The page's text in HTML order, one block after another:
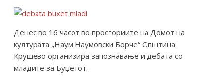
Денес во 16 часот во просториите на Домот на
културата „Наум Наумовски Борче“ Општина
Крушево организира запознавање и дебата со
младите за Буџетот.